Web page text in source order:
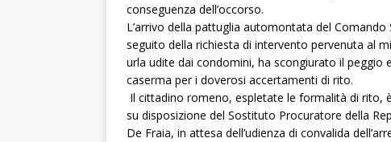
conseguenza dell’occorso.
L’arrivo della pattuglia automontata del
seguito della richiesta di intervento pervenuta al
urla udite dai condomini, ha scongiurato il
caserma per i doverosi accertamenti di rito.
Il cittadino romeno, espletate le formalità di rito,
su disposizione del Sostituto Procuratore della
De Fraia, in attesa dell’udienza di convalida